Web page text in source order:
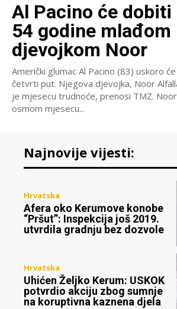
Al Pacino će
54 godine mlađom
djevojkom Noor
Američki glumac Al Pacino (83) uskoro
četvrti put. Njegova djevojka, Noor Alfallah (29) u osmom
je mjesecu trudnoće, prenosi TMZ. Noor je trenutno u
osmom mjesecu...
Najnovije vijesti:
Hrvatska
Afera oko Kerumove konobe
“Pršut”: Inspekcija još 2019.
utvrdila gradnju bez dozvole
Hrvatska
Uhićen Željko Kerum: USKOK
potvrdio akciju zbog sumnje
na koruptivna kaznena djela